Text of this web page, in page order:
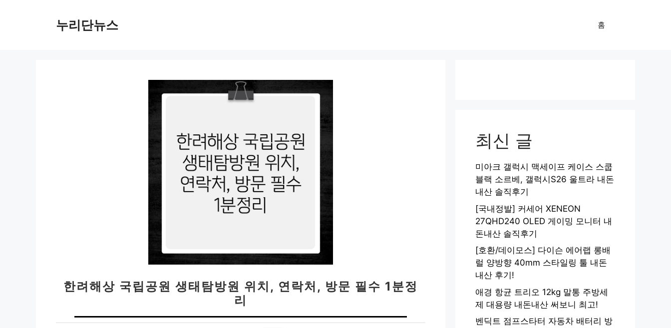
누리단뉴스 홈
한려해상 국립공원 생태탐방원 위치, 연락처, 방문 필수 1분정
리
최신 글
미아크 갤럭시 맥세이프 케이스 스쿱
블랙 소르베, 갤럭시S26 울트라 내돈
내산 솔직후기
[국내정발] 커세어 XENEON
27QHD240 OLED 게이밍 모니터 내
돈내산 솔직후기
[호환/데이모스] 다이슨 에어랩 롱배
럴 양방향 40mm 스타일링 툴 내돈
내산 후기!
애경 항균 트리오 12kg 말통 주방세
제 대용량 내돈내산 써보니 최고!
벤딕트 점프스타터 자동차 배터리 방